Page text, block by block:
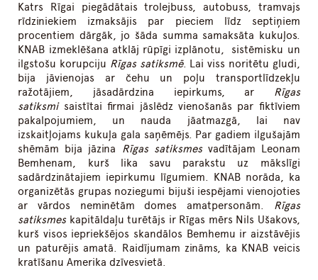
Katrs Rīgai piegādātais trolejbuss, autobuss, tramvajs
rīdziniekiem izmaksājis par pieciem līdz septiņiem
procentiem dārgāk, jo šāda summa samaksāta kukuļos.
KNAB izmeklēšana atklāj rūpīgi izplānotu, sistēmisku un
ilgstošu korupciju Rīgas satiksmē. Lai viss noritētu gludi,
bija jāvienojas ar čehu un poļu transportlīdzekļu
ražotājiem, jāsadārdzina iepirkums, ar Rīgas
satiksmisaistītai firmai jāslēdz vienošanās par fiktīviem
pakalpojumiem, un nauda jāatmazgā, lai nav
izskaitļojams kukuļa gala saņēmējs. Par gadiem ilgušajām
shēmām bija jāzina Rīgas satiksmesvadītājam Leonam
Bemhenam, kurš lika savu parakstu uz mākslīgi
sadārdzinātajiem iepirkumu līgumiem. KNAB norāda, ka
organizētās grupas noziegumi bijuši iespējami vienojoties
ar vārdos neminētām domes amatpersonām. Rīgas
satiksmeskapitāldaļu turētājs ir Rīgas mērs Nils Ušakovs,
kurš visos iepriekšējos skandālos Bemhemu ir aizstāvējis
un paturējis amatā. Raidījumam zināms, ka KNAB veicis
kratīšanu Amerika dzīvesvietā.